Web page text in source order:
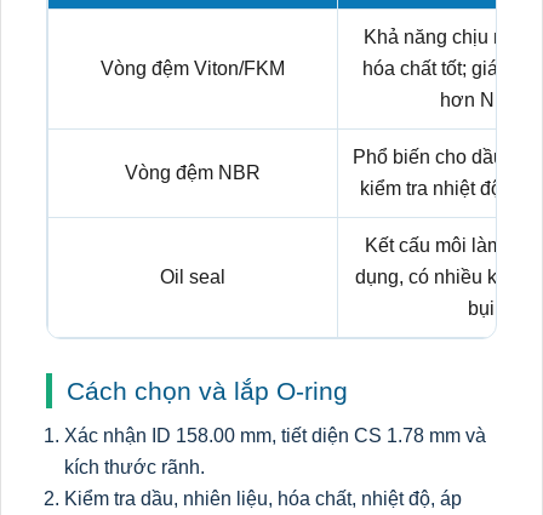
Vòng đệm Viton/FKM
Khả năng chịu
hóa chất tốt; giá
hơn NBR.
Vòng đệm NBR
Phổ biến cho dầu
kiểm tra nhiệt độ và
Oil seal
Kết cấu môi làm kín
dụng, có nhiều kiểu
bụi.
Cách chọn và lắp O-ring
Xác nhận ID 158.00 mm, tiết diện CS 1.78 mm và
kích thước rãnh.
Kiểm tra dầu, nhiên liệu, hóa chất, nhiệt độ, áp